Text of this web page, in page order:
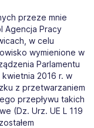
przeze mnie
Agencja Pracy
w celu
wymienione w
Parlamentu
2016 r. w
z przetwarzaniem
przepływu takich
(Dz. Urz. UE L 119